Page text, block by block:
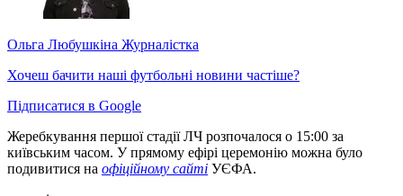
Ольга Любушкіна Журналістка
Хочеш бачити наші футбольні новини частіше?
Підписатися в Google
Жеребкування першої стадії ЛЧ розпочалося о 15:00 за
київським часом. У прямому ефірі церемонію можна було
подивитися на офіційному сайті УЄФА.